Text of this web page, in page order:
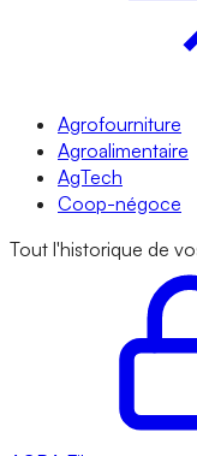
Agrofourniture
Agroalimentaire
AgTech
Coop-négoce
Tout l'historique de